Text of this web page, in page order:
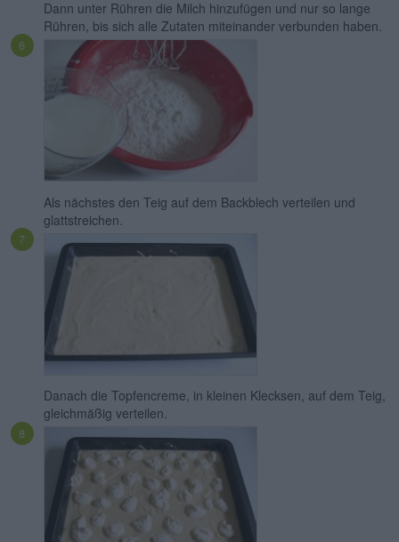
Dann unter Rühren die Milch hinzufügen und nur so lange
Rühren, bis sich alle Zutaten miteinander verbunden haben.
Als nächstes den Teig auf dem Backblech verteilen und
glattstreichen.
Danach die Topfencreme, in kleinen Klecksen, auf dem Teig,
gleichmäßig verteilen.